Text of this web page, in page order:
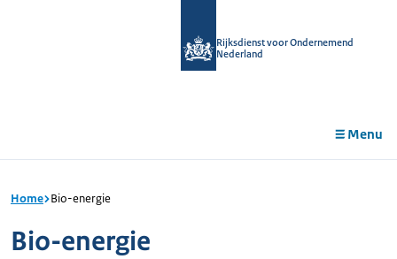
Rijksdienst voor Ondernemend
Nederland
Menu
Home Bio-energie
Bio-energie